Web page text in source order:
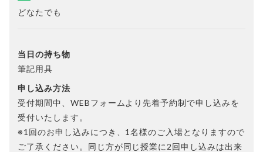
どなたでも
当日の持ち物
筆記用具
申し込み方法
受付期間中、WEBフォームより先着予約制で申し込みを
受付いたします。
※1回のお申し込みにつき、1名様のご入場となりますので
ご了承ください。同じ方が同じ授業に2回申し込みは出来